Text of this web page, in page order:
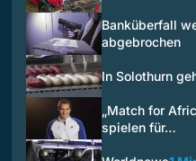
Banküberfall
abgebrochen
In Solothurn
„Match for
spielen für…